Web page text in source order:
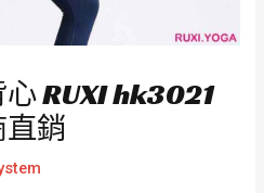
RUXI hk3021
銷